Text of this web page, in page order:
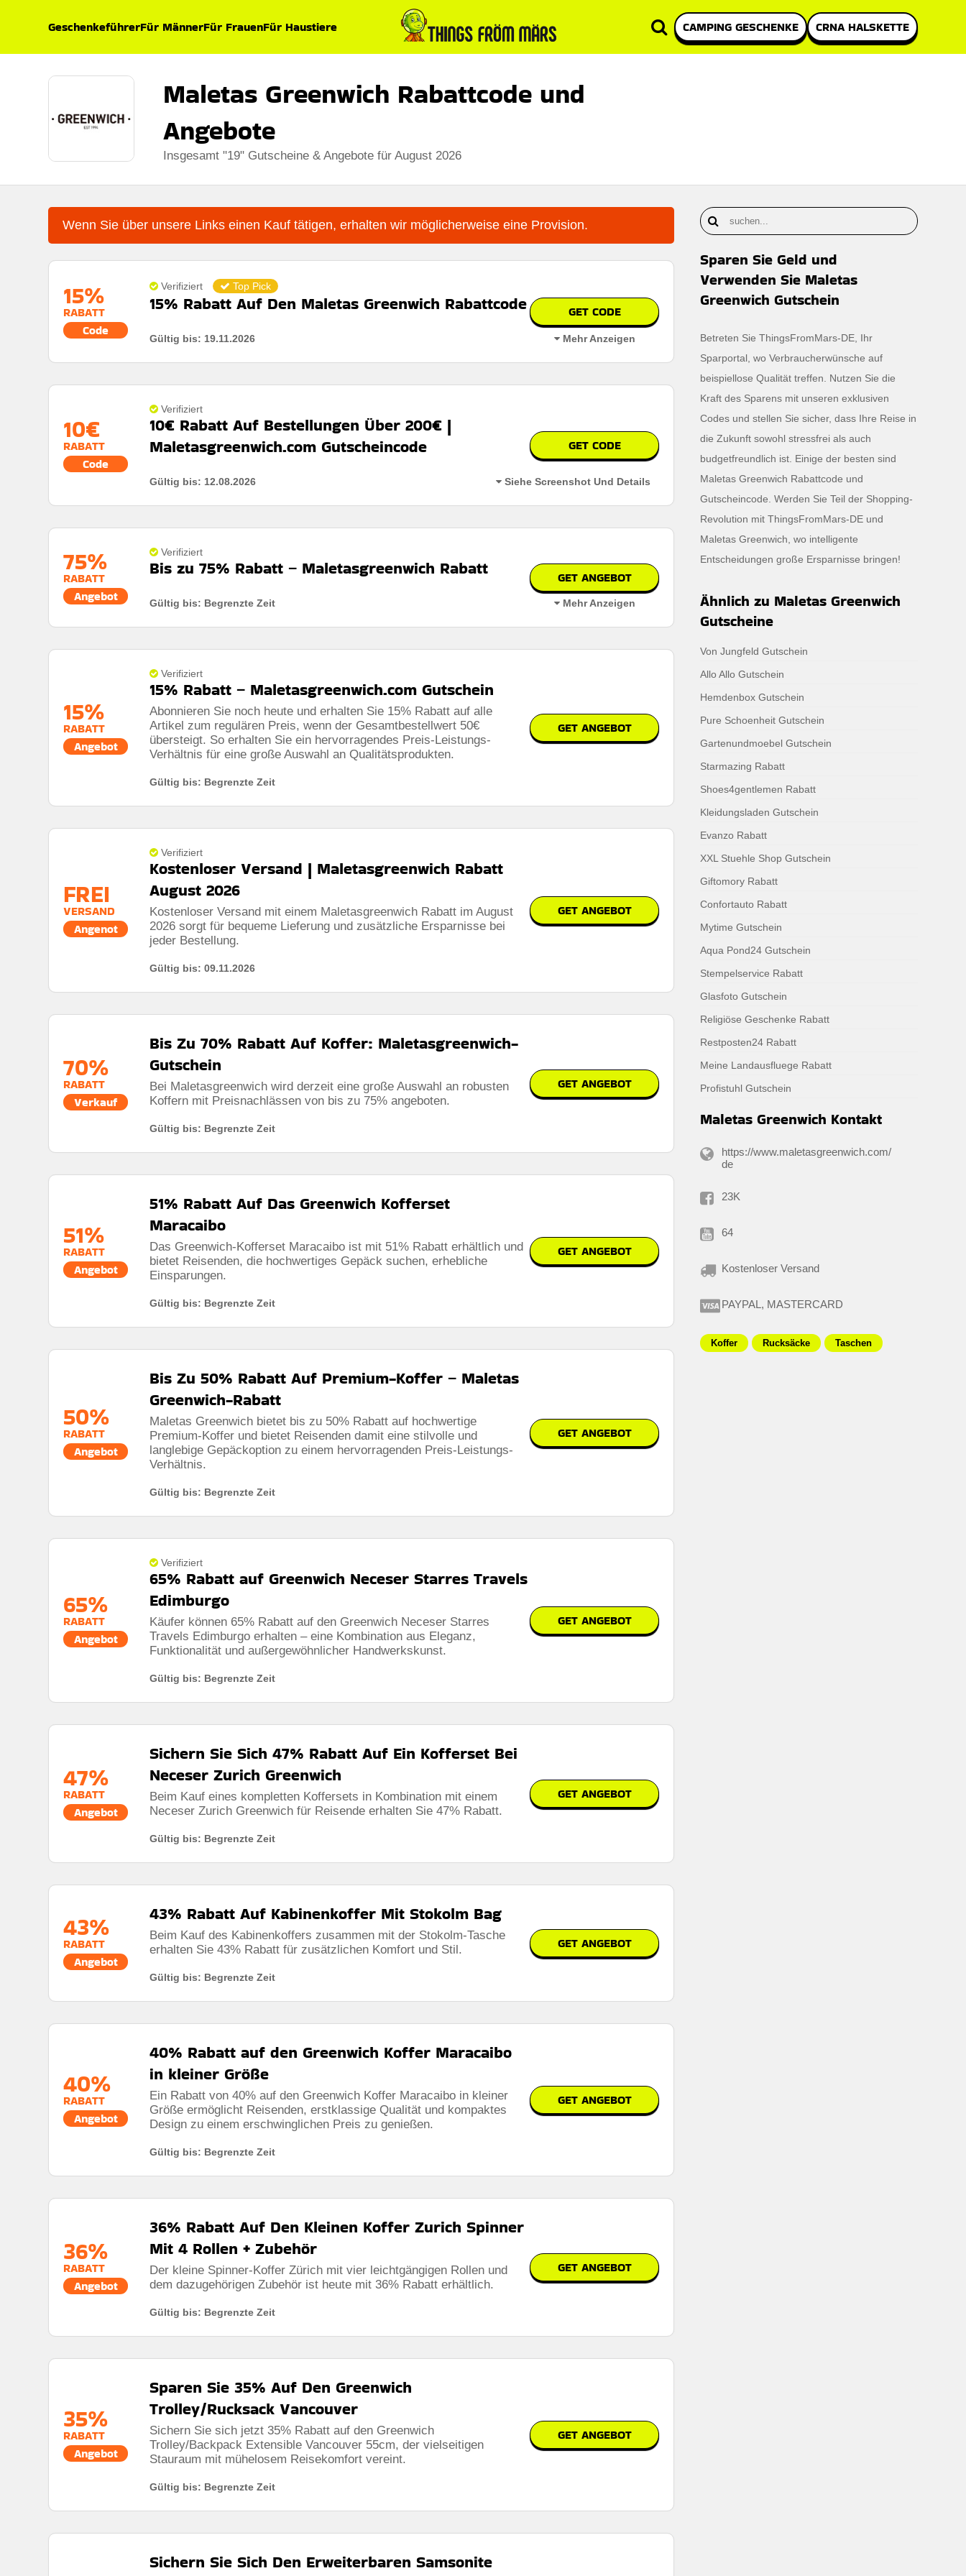
GeschenkeführerFür MännerFür FrauenFür Haustiere CAMPING GESCHENKE CRNA HALSKETTE
Maletas Greenwich Rabattcode und
Angebote
Insgesamt "19" Gutscheine & Angebote für August 2026
Wenn Sie über unsere Links einen Kauf tätigen, erhalten wir möglicherweise eine Provision.
15%
RABATT
Code
Verifiziert Top Pick
15% Rabatt Auf Den Maletas Greenwich Rabattcode
Gültig bis: 19.11.2026 Mehr Anzeigen
GET CODE
Berechtigung:Für alle kunden
Art des Angebots:Zeitlich begrenztes angebot
Kumulierbar:
10€
RABATT
Code
Verifiziert
10€ Rabatt Auf Bestellungen Über 200€ |
Maletasgreenwich.com Gutscheincode
Gültig bis: 12.08.2026 Siehe Screenshot Und Details
GET CODE
Rabatt: 10% rabatt auf alle bestellungen
Mindestkaufbetrag:Bestellungen über 200€
Berechtigung:Für alle kunden
Art des Angebots:Zeitlich begrenztes angebot
Bedingungen:Die geschäftsbedingungen finden sie auf der website des händlers
75%
RABATT
Angebot
Verifiziert
Bis zu 75% Rabatt – Maletasgreenwich Rabatt
Gültig bis: Begrenzte Zeit Mehr Anzeigen
GET ANGEBOT
Berechtigung:Für alle kunden
Art des Angebots:Zeitlich begrenztes angebot
Kumulierbar: Nicht mit anderen angeboten kombinierbar
Weitere informationen finden sie in den geschäftsbedingungen auf der website des händlers
15%
RABATT
Angebot
Verifiziert
15% Rabatt – Maletasgreenwich.com Gutschein
Abonnieren Sie noch heute und erhalten Sie 15% Rabatt auf alle
Artikel zum regulären Preis, wenn der Gesamtbestellwert 50€
übersteigt. So erhalten Sie ein hervorragendes Preis-Leistungs-
Verhältnis für eine große Auswahl an Qualitätsprodukten.
Gültig bis: Begrenzte Zeit
GET ANGEBOT
FREI
VERSAND
Angenot
Verifiziert
Kostenloser Versand | Maletasgreenwich Rabatt
August 2026
Kostenloser Versand mit einem Maletasgreenwich Rabatt im August
2026 sorgt für bequeme Lieferung und zusätzliche Ersparnisse bei
jeder Bestellung.
Gültig bis: 09.11.2026
GET ANGEBOT
70%
RABATT
Verkauf
Bis Zu 70% Rabatt Auf Koffer: Maletasgreenwich-
Gutschein
Bei Maletasgreenwich wird derzeit eine große Auswahl an robusten
Koffern mit Preisnachlässen von bis zu 75% angeboten.
Gültig bis: Begrenzte Zeit
GET ANGEBOT
51%
RABATT
Angebot
51% Rabatt Auf Das Greenwich Kofferset
Maracaibo
Das Greenwich-Kofferset Maracaibo ist mit 51% Rabatt erhältlich und
bietet Reisenden, die hochwertiges Gepäck suchen, erhebliche
Einsparungen.
Gültig bis: Begrenzte Zeit
GET ANGEBOT
50%
RABATT
Angebot
Bis Zu 50% Rabatt Auf Premium-Koffer – Maletas
Greenwich-Rabatt
Maletas Greenwich bietet bis zu 50% Rabatt auf hochwertige
Premium-Koffer und bietet Reisenden damit eine stilvolle und
langlebige Gepäckoption zu einem hervorragenden Preis-Leistungs-
Verhältnis.
Gültig bis: Begrenzte Zeit
GET ANGEBOT
65%
RABATT
Angebot
Verifiziert
65% Rabatt auf Greenwich Neceser Starres Travels
Edimburgo
Käufer können 65% Rabatt auf den Greenwich Neceser Starres
Travels Edimburgo erhalten – eine Kombination aus Eleganz,
Funktionalität und außergewöhnlicher Handwerkskunst.
Gültig bis: Begrenzte Zeit
GET ANGEBOT
47%
RABATT
Angebot
Sichern Sie Sich 47% Rabatt Auf Ein Kofferset Bei
Neceser Zurich Greenwich
Beim Kauf eines kompletten Koffersets in Kombination mit einem
Neceser Zurich Greenwich für Reisende erhalten Sie 47% Rabatt.
Gültig bis: Begrenzte Zeit
GET ANGEBOT
43%
RABATT
Angebot
43% Rabatt Auf Kabinenkoffer Mit Stokolm Bag
Beim Kauf des Kabinenkoffers zusammen mit der Stokolm-Tasche
erhalten Sie 43% Rabatt für zusätzlichen Komfort und Stil.
Gültig bis: Begrenzte Zeit
GET ANGEBOT
40%
RABATT
Angebot
40% Rabatt auf den Greenwich Koffer Maracaibo
in kleiner Größe
Ein Rabatt von 40% auf den Greenwich Koffer Maracaibo in kleiner
Größe ermöglicht Reisenden, erstklassige Qualität und kompaktes
Design zu einem erschwinglichen Preis zu genießen.
Gültig bis: Begrenzte Zeit
GET ANGEBOT
36%
RABATT
Angebot
36% Rabatt Auf Den Kleinen Koffer Zurich Spinner
Mit 4 Rollen + Zubehör
Der kleine Spinner-Koffer Zürich mit vier leichtgängigen Rollen und
dem dazugehörigen Zubehör ist heute mit 36% Rabatt erhältlich.
Gültig bis: Begrenzte Zeit
GET ANGEBOT
35%
RABATT
Angebot
Sparen Sie 35% Auf Den Greenwich
Trolley/Rucksack Vancouver
Sichern Sie sich jetzt 35% Rabatt auf den Greenwich
Trolley/Backpack Extensible Vancouver 55cm, der vielseitigen
Stauraum mit mühelosem Reisekomfort vereint.
Gültig bis: Begrenzte Zeit
GET ANGEBOT
Sichern Sie Sich Den Erweiterbaren Samsonite
Sparen Sie Geld und
Verwenden Sie Maletas
Greenwich Gutschein
Betreten Sie ThingsFromMars-DE, Ihr
Sparportal, wo Verbraucherwünsche auf
beispiellose Qualität treffen. Nutzen Sie die
Kraft des Sparens mit unseren exklusiven
Codes und stellen Sie sicher, dass Ihre Reise in
die Zukunft sowohl stressfrei als auch
budgetfreundlich ist. Einige der besten sind
Maletas Greenwich Rabattcode und
Gutscheincode. Werden Sie Teil der Shopping-
Revolution mit ThingsFromMars-DE und
Maletas Greenwich, wo intelligente
Entscheidungen große Ersparnisse bringen!
Ähnlich zu Maletas Greenwich
Gutscheine
Von Jungfeld Gutschein
Allo Allo Gutschein
Hemdenbox Gutschein
Pure Schoenheit Gutschein
Gartenundmoebel Gutschein
Starmazing Rabatt
Shoes4gentlemen Rabatt
Kleidungsladen Gutschein
Evanzo Rabatt
XXL Stuehle Shop Gutschein
Giftomory Rabatt
Confortauto Rabatt
Mytime Gutschein
Aqua Pond24 Gutschein
Stempelservice Rabatt
Glasfoto Gutschein
Religiöse Geschenke Rabatt
Restposten24 Rabatt
Meine Landausfluege Rabatt
Profistuhl Gutschein
Maletas Greenwich Kontakt
https://www.maletasgreenwich.com/
de
23K
64
Kostenloser Versand
PAYPAL, MASTERCARD
Koffer Rucksäcke Taschen